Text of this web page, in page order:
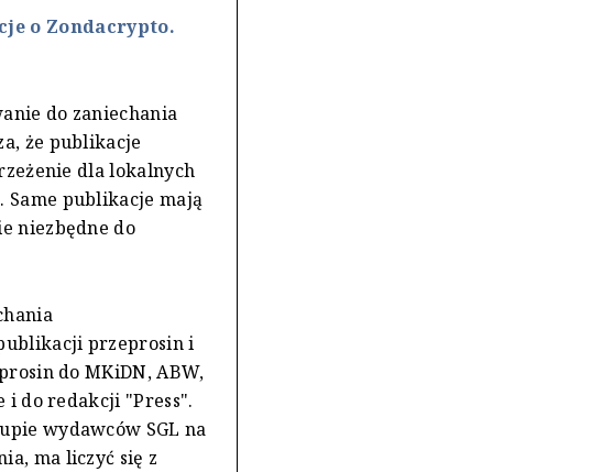
o Zondacrypto.
do zaniechania
że publikacje
dla lokalnych
Same publikacje mają
niezbędne do
przeprosin i
do MKiDN, ABW,
i do redakcji "Press".
wydawców SGL na
ma liczyć się z